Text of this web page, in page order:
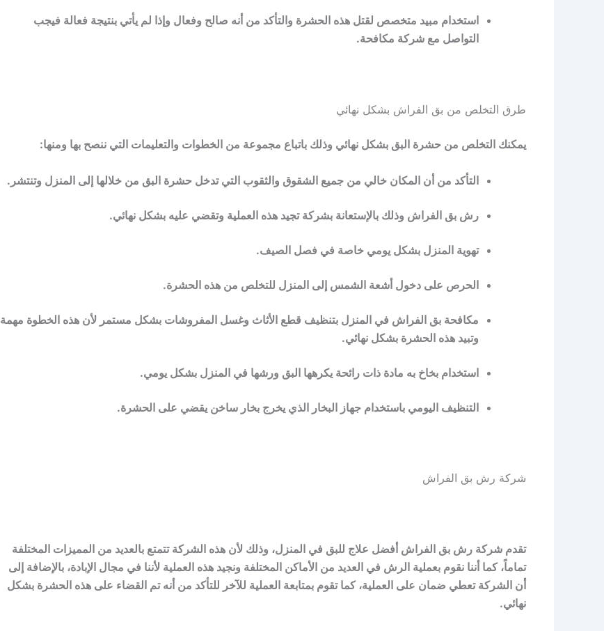
استخدام مبيد متخصص لقتل هذه الحشرة والتأكد من أنه صالح وفعال وإذا لم يأتي بنتيجة فعالة فيجب
التواصل مع شركة مكافحة.
طرق التخلص من بق الفراش بشكل نهائي
يمكنك التخلص من حشرة البق بشكل نهائي وذلك باتباع مجموعة من الخطوات والتعليمات التي ننصح بها ومنها:
التأكد من أن المكان خالي من جميع الشقوق والثقوب التي تدخل حشرة البق من خلالها إلى المنزل وتنتشر.
رش بق الفراش وذلك بالإستعانة بشركة تجيد هذه العملية وتقضي عليه بشكل نهائي.
تهوية المنزل بشكل يومي خاصة في فصل الصيف.
الحرص على دخول أشعة الشمس إلى المنزل للتخلص من هذه الحشرة.
مكافحة بق الفراش في المنزل بتنظيف قطع الأثاث وغسل المفروشات بشكل مستمر لأن هذه الخطوة مهمة
وتبيد هذه الحشرة بشكل نهائي.
استخدام بخاخ به مادة ذات رائحة يكرهها البق ورشها في المنزل بشكل يومي.
التنظيف اليومي باستخدام جهاز البخار الذي يخرج بخار ساخن يقضي على الحشرة.
شركة رش بق الفراش
تقدم شركة رش بق الفراش أفضل علاج للبق في المنزل، وذلك لأن هذه الشركة تتمتع بالعديد من المميزات المختلفة
تماماً، كما أننا نقوم بعملية الرش في العديد من الأماكن المختلفة ونجيد هذه العملية لأننا في مجال الإبادة، بالإضافة إلى
أن الشركة تعطي ضمان على العملية، كما تقوم بمتابعة العملية للآخر للتأكد من أنه تم القضاء على هذه الحشرة بشكل
نهائي.